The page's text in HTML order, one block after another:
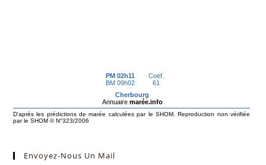
Envoyez-Nous Un Mail